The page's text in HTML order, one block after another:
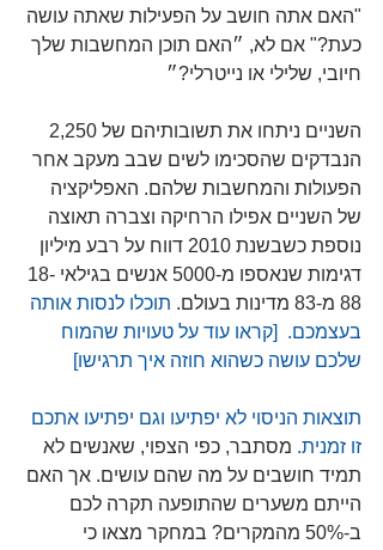
"האם אתה חושב על הפעילות שאתה עושה
כעת?" אם לא, ״האם תוכן המחשבות שלך
חיובי, שלילי או נייטרלי?״
הנבדקים שהסכימו לשים שבב מעקב אחר
הפעולות והמחשבות שלהם. האפליקציה
של השניים אפילו הרחיקה וצברה תאוצה
נוספת כשבשנת 2010 דווח על רבע מיליון
דגימות שנאספו מ-5000 אנשים בגילאי 18-
88 מ-83 מדינות בעולם.
תוכלו לנסות אותה
בעצמכם.
[קראו עוד על טעויות שהמוח
שלכם עושה כשהוא חוזה איך תרגישו]
תוצאות הניסוי לא יפתיעו וגם יפתיעו אתכם
זו זמנית. מסתבר, כפי הצפוי, שאנשים לא
תמיד חושבים על מה שהם עושים. אך האם
הייתם משערים שהתופעה תקרה לכם
ב-50% מהמקרים? במחקר מצאו כי